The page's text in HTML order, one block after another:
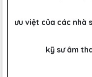
ưu việt của các nhà
kỹ sư âm